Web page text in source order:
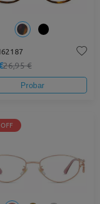
26,95 €
Probar